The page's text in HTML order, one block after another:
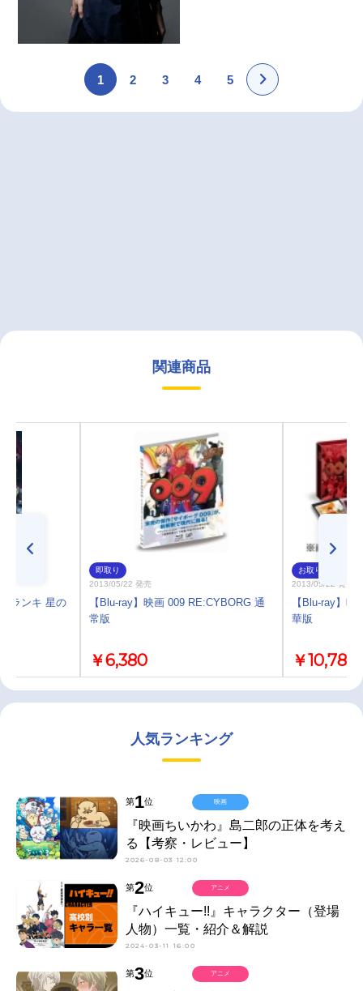
1 2 3 4 5
関連商品
ランキ 星の
即取り
2013/05/22 発売
【Blu-ray】映画 009 RE:CYBORG 通
常版
￥6,380
お取り寄せ
2013/05/22 発売
【Blu-ray】
華版
￥10,780
人気ランキング
第1位
『映画ちいかわ』島二郎の正体を考え
る【考察・レビュー】
2026-08-03 12:00
映画
第2位
『ハイキュー!!』キャラクター（登場
人物）一覧・紹介＆解説
2024-03-11 16:00
アニメ
第3位 アニメ